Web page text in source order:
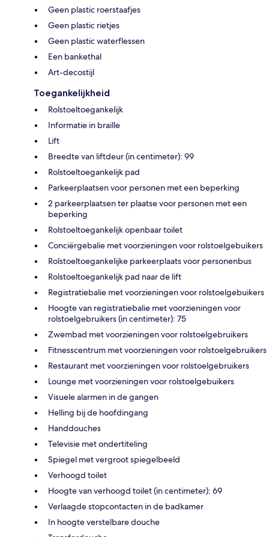
Geen plastic roerstaafjes
Geen plastic rietjes
Geen plastic waterflessen
Een bankethal
Art-decostijl
Toegankelijkheid
Rolstoeltoegankelijk
Informatie in braille
Lift
Breedte van liftdeur (in centimeter): 99
Rolstoeltoegankelijk pad
Parkeerplaatsen voor personen met een beperking
2 parkeerplaatsen ter plaatse voor personen met een
beperking
Rolstoeltoegankelijk openbaar toilet
Conciërgebalie met voorzieningen voor rolstoelgebuikers
Rolstoeltoegankelijke parkeerplaats voor personenbus
Rolstoeltoegankelijk pad naar de lift
Registratiebalie met voorzieningen voor rolstoelgebuikers
Hoogte van registratiebalie met voorzieningen voor
rolstoelgebruikers (in centimeter): 75
Zwembad met voorzieningen voor rolstoelgebruikers
Fitnesscentrum met voorzieningen voor rolstoelgebruikers
Restaurant met voorzieningen voor rolstoelgebruikers
Lounge met voorzieningen voor rolstoelgebuikers
Visuele alarmen in de gangen
Helling bij de hoofdingang
Handdouches
Televisie met ondertiteling
Spiegel met vergroot spiegelbeeld
Verhoogd toilet
Hoogte van verhoogd toilet (in centimeter): 69
Verlaagde stopcontacten in de badkamer
In hoogte verstelbare douche